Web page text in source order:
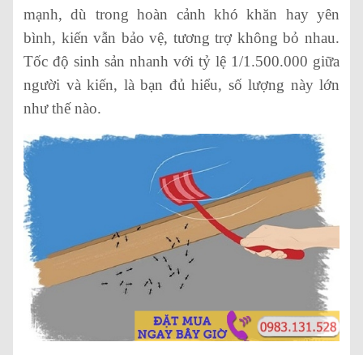
mạnh, dù trong hoàn cảnh khó khăn hay yên
bình, kiến vẫn bảo vệ, tương trợ không bỏ nhau.
Tốc độ sinh sản nhanh với tỷ lệ 1/1.500.000 giữa
người và kiến, là bạn đủ hiểu, số lượng này lớn
như thế nào.